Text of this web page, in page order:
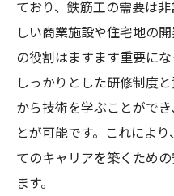
未経験者でも安心松
情報
鉄筋工の求人情
松戸駅周辺の主
未経験者歓迎の
求職者のための
ており、鉄筋工の需要は
しい商業施設や住宅地の
の役割はますます重要に
しっかりとした研修制度
から技術を学ぶことがで
とが可能です。これによ
てのキャリアを築くため
ます。